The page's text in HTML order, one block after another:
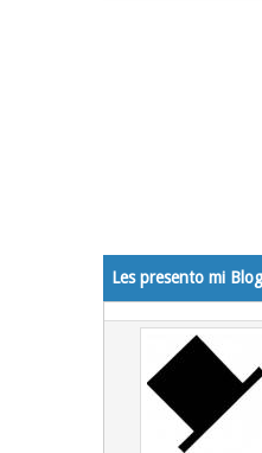
Les presento mi